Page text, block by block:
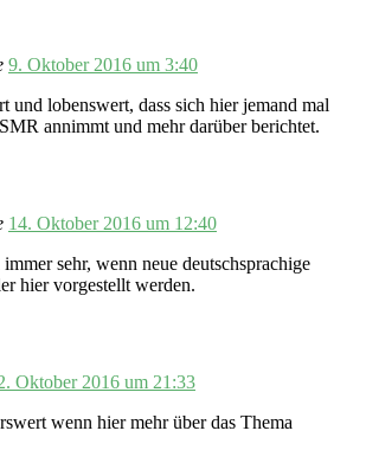
9. Oktober 2016 um 3:40
und lobenswert, dass sich hier jemand mal
annimmt und mehr darüber berichtet.
14. Oktober 2016 um 12:40
sehr, wenn neue deutschsprachige
hier vorgestellt werden.
Oktober 2016 um 21:33
wenn hier mehr über das Thema